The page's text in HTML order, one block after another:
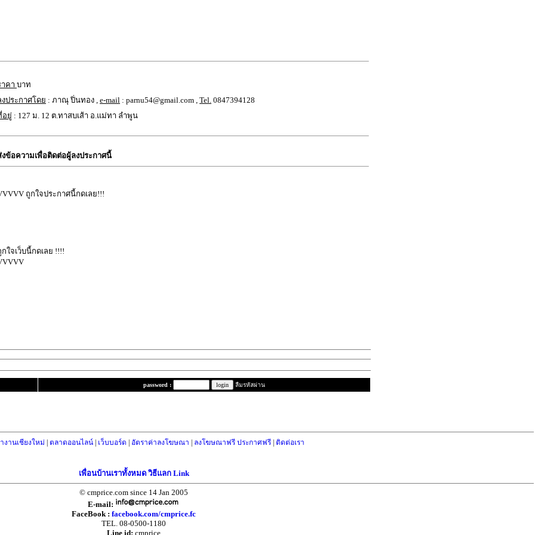
าคา บาท
งประกาศโดย : ภาณุ ปิ่นทอง , e-mail : parnu54@gmail.com , Tel. 0847394128
อยู่ : 127 ม. 12 ต.ทาสบเส้า อ.แม่ทา ลำพูน
งข้อความเพื่อติดต่อผู้ลงประกาศนี้
ถูกใจประกาศนี้กดเลย!!!
กใจเว็บนี้กดเลย !!!!
password : ลืมรหัสผ่าน
งานเชียงใหม่ | ตลาดออนไลน์| เว็บบอร์ด | อัตราค่าลงโฆษณา | ลงโฆษณาฟรี ประกาศฟรี| ติดต่อเรา
เพื่อนบ้านเราทั้งหมด วิธีแลก Link
© cmprice.com since 14 Jan 2005
E-mail:
FaceBook : facebook.com/cmprice.fc
TEL. 08-0500-1180
Line id: cmprice